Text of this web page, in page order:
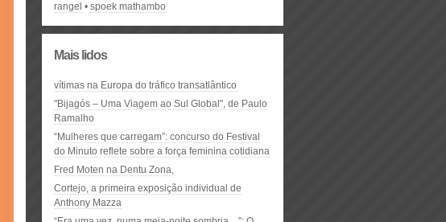
rangel
spoek mathambo
Mais lidos
vítimas na Europa do tráfico transatlântico
"Bijagós – Uma Viagem ao Sul Global", de Paulo
Ramalho
“Mulheres que carregam”: concurso do Festival
do Minuto reflete sobre a força feminina cotidiana
Fred Moten na Dentu Zona,
Cortejo, a primeira exposição individual de
Anthony Mazza